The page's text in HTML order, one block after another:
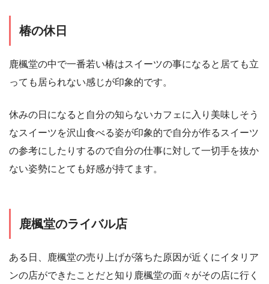
椿の休日
鹿楓堂の中で一番若い椿はスイーツの事になると居ても立
っても居られない感じが印象的です。
休みの日になると自分の知らないカフェに入り美味しそう
なスイーツを沢山食べる姿が印象的で自分が作るスイーツ
の参考にしたりするので自分の仕事に対して一切手を抜か
ない姿勢にとても好感が持てます。
鹿楓堂のライバル店
ある日、鹿楓堂の売り上げが落ちた原因が近くにイタリア
ンの店ができたことだと知り鹿楓堂の面々がその店に行く